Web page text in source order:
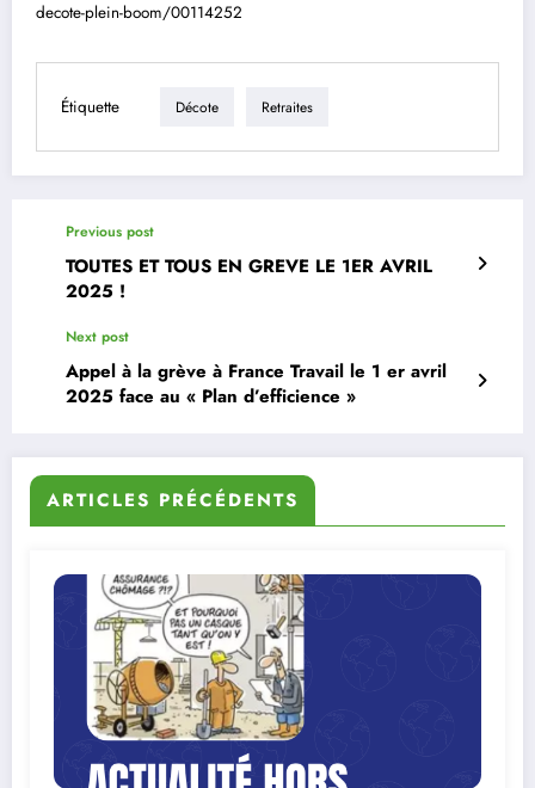
decote-plein-boom/00114252
Étiquette Décote Retraites
Previous post
TOUTES ET TOUS EN GREVE LE 1ER AVRIL
2025 !
Next post
Appel à la grève à France Travail le 1 er avril
2025 face au « Plan d’efficience »
ARTICLES PRÉCÉDENTS